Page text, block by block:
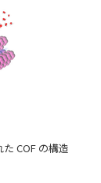
COF の構造